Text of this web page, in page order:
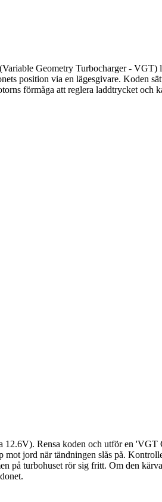
Geometry Turbocharger -
position via en lägesgivare. Koden
förmåga att reglera laddtrycket
Rensa koden och utför en 'VGT
jord när tändningen slås på.
på turbohuset rör sig fritt. Om den